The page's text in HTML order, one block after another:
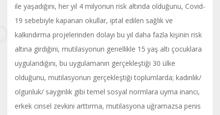
ile yaşadığını, her yıl 4 milyonun risk altında olduğunu, Covid-
19 sebebiyle kapanan okullar, iptal edilen sağlık ve
kalkındırma projelerinden dolayı bu yıl daha fazla kişinin risk
altına girdiğini, mutilasyonun genellikle 15 yaş altı çocuklara
uygulandığını, bu uygulamanın gerçekleştiği 30 ülke
olduğunu, mutilasyonun gerçekleştiği toplumlarda; kadınlık/
olgunluk/ saygınlık gibi temel sosyal normlara uyma inancı,
erkek cinsel zevkini arttırma, mutilasyona uğramazsa penis